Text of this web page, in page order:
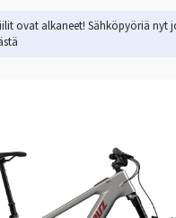
ovat alkaneet! Sähköpyöriä nyt